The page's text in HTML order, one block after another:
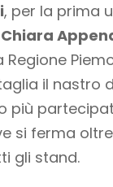
, per la prima
Chiara
il nastro
più
si ferma
gli stand.